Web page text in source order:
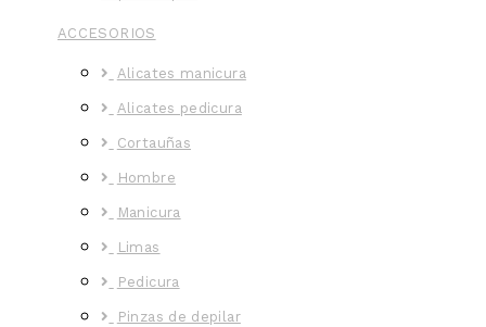
ACCESORIOS
Alicates manicura
Alicates pedicura
Cortauñas
Hombre
Manicura
Limas
Pedicura
Pinzas de depilar